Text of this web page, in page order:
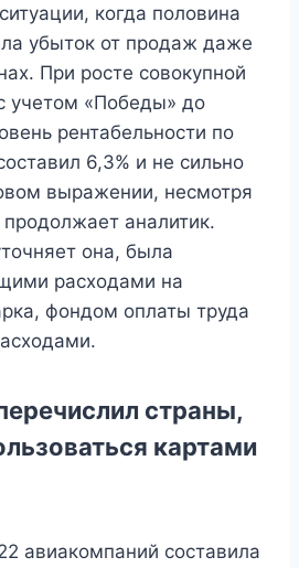
когда половина
убыток от продаж даже
При росте совокупной
учетом «Победы» до
рентабельности по
6,3% и не сильно
выражении, несмотря
аналитик.
она, была
расходами на
фондом оплаты труда
страны,
картами
авиакомпаний составила